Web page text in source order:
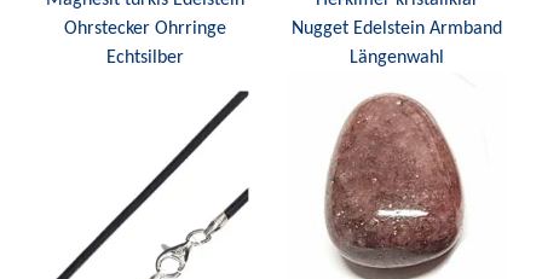
Ohrstecker Ohrringe
Echtsilber
Nugget Edelstein Armband
Längenwahl